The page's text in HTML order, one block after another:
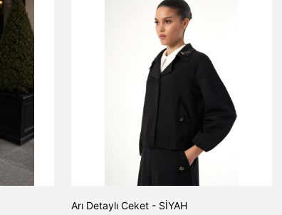
Arı Detaylı Ceket - SİYAH